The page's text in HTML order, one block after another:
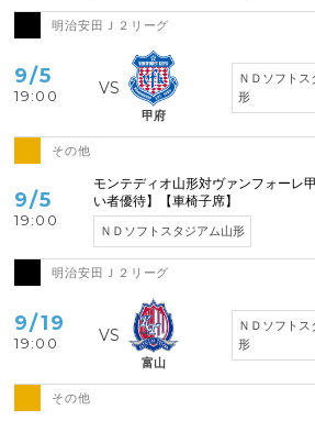
明治安田Ｊ２リーグ
9/5
19:00
甲府
ＮＤソフトス
形
その他
9/5
19:00
モンテディオ山形対ヴァンフォー
い者優待】【車椅子席】
ＮＤソフトスタジアム山形
明治安田Ｊ２リーグ
9/19
19:00
富山
ＮＤソフトス
形
その他